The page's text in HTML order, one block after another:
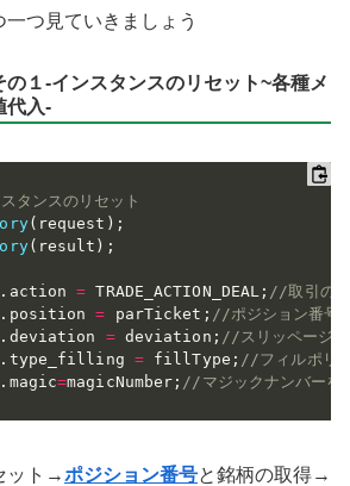
つ見ていきましょう
の１-インスタンスのリセット~各種メ
代入-
タンスのリセット
( request ) ;
( result ) ;
. action = TRADE_ACTION_DEAL ; //取引の種
. position = parTicket ; //ポジション番号
. deviation = deviation ; //スリッページ
. type_filling = fillType ; //フィルポリ
. magic=magicNumber ; //マジックナンバーを
ット→ポジション番号と銘柄の取得→